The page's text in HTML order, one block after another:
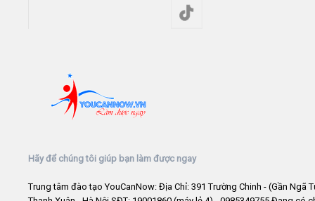
Hãy để chúng tôi giúp bạn làm được ngay
Trung tâm đào tạo YouCanNow: Địa Chỉ: 391 Trường Chinh - (Gần Ngã